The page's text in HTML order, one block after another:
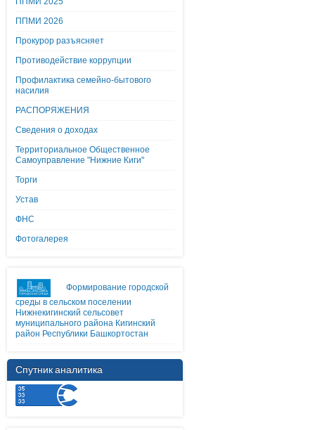
ППМИ 2026
Прокурор разъясняет
Противодействие коррупции
Профилактика семейно-бытового
насилия
РАСПОРЯЖЕНИЯ
Сведения о доходах
Территориальное Общественное
Самоуправление "Нижние Киги"
Торги
Устав
ФНС
Фотогалерея
Формирование городской
среды в сельском поселении
Нижнекигинский сельсовет
муниципального района Кигинский
район Республики Башкортостан
Спутник аналитика